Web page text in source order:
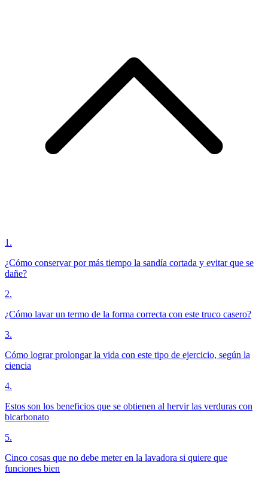
1 .
¿Cómo conservar por más tiempo la sandía cortada y evitar que se
dañe?
2.
¿Cómo lavar un termo de la forma correcta con este truco casero?
3.
Cómo lograr prolongar la vida con este tipo de ejercicio, según la
ciencia
4.
Estos son los beneficios que se obtienen al hervir las verduras con
bicarbonato
5.
Cinco cosas que no debe meter en la lavadora si quiere que
funciones bien